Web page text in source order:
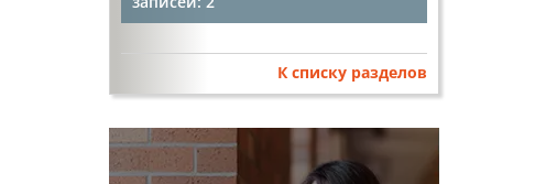
К списку разделов